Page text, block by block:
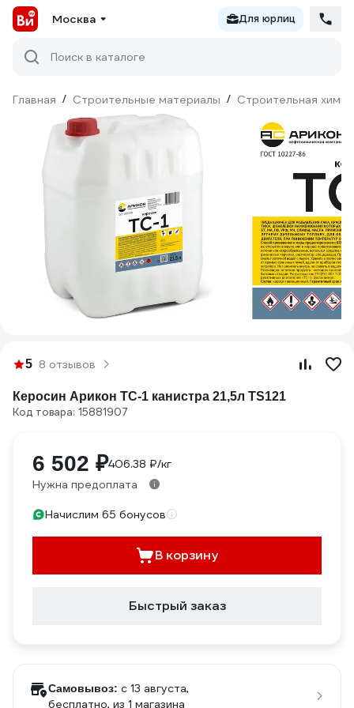
Москва Для юрлиц
Поиск в каталоге
Главная / Строительные материалы / Строительная химия
5 8 отзывов
Керосин Арикон ТС-1 канистра 21,5л TS121
Код товара: 15881907
6 502 ₽406.38 ₽/кг
Нужна предоплата
Начислим 65 бонусов
В корзину
Быстрый заказ
Самовывоз: c 13 августа,
бесплатно, из 1 магазина